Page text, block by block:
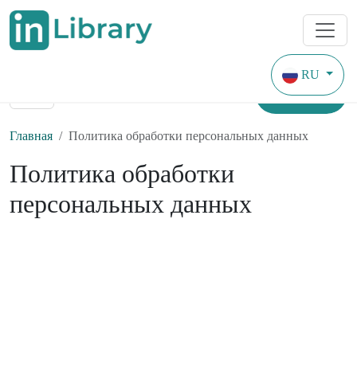
RU
Найти
Главная Политика обработки персональных данных
Политика обработки
персональных данных